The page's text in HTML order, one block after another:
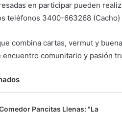
en participar pueden
teléfonos 3400-663268
combina cartas, vermut y
encuentro comunitario y pasión
Pancitas Llenas: "La